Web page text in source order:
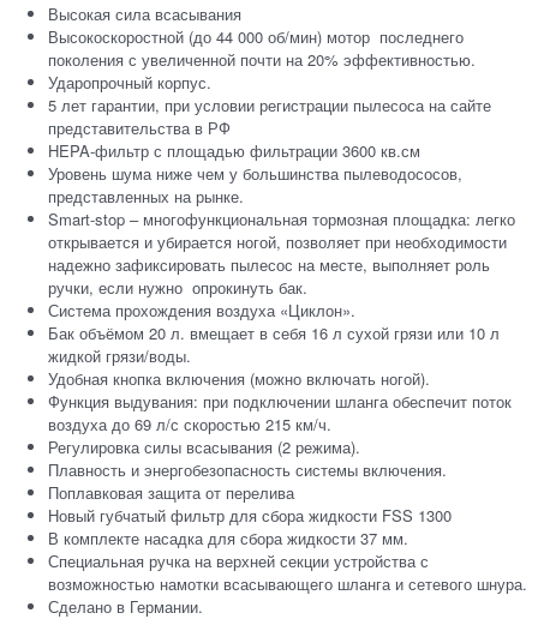
Высокая сила всасывания
Высокоскоростной (до 44 000 об/мин) мотор последнего
поколения с увеличенной почти на 20% эффективностью.
Ударопрочный корпус.
5 лет гарантии, при условии регистрации пылесоса на сайте
представительства в РФ
HEPA-фильтр с площадью фильтрации 3600 кв.см
Уровень шума ниже чем у большинства пылеводососов,
представленных на рынке.
Smart-stop – многофункциональная тормозная площадка: легко
открывается и убирается ногой, позволяет при необходимости
надежно зафиксировать пылесос на месте, выполняет роль
ручки, если нужно опрокинуть бак.
Система прохождения воздуха «Циклон».
Бак объёмом 20 л. вмещает в себя 16 л сухой грязи или 10 л
жидкой грязи/воды.
Удобная кнопка включения (можно включать ногой).
Функция выдувания: при подключении шланга обеспечит поток
воздуха до 69 л/с скоростью 215 км/ч.
Регулировка силы всасывания (2 режима).
Плавность и энергобезопасность системы включения.
Поплавковая защита от перелива
Новый губчатый фильтр для сбора жидкости FSS 1300
В комплекте насадка для сбора жидкости 37 мм.
Специальная ручка на верхней секции устройства с
возможностью намотки всасывающего шланга и сетевого шнура.
Сделано в Германии.